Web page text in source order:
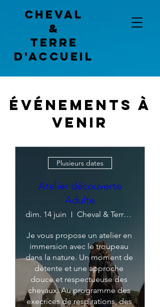
Cheval
&
terre
d'accueil
Événements à
venir
Plusieurs dates
Atelier découverte
Adulte
dim. 14 juin Cheval & Terre d'Accueil
Je vous propose un atelier en
immersion avec le troupeau
dans la nature. Un moment de
détente et une approche
douce et respectueuse des
chevaux. Au programme des
execrices de respirations, des